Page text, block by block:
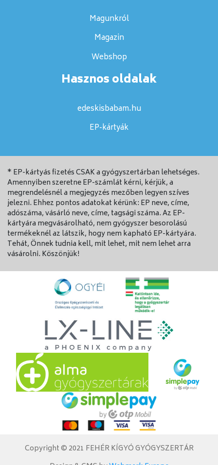
Magunkról
Magazin
Webshop
Hasznos oldalak
edeskisbabam.hu
EP-kártyák
* EP-kártyás fizetés CSAK a gyógyszertárban lehetséges.
Amennyiben szeretne EP-számlát kérni, kérjük, a
megrendelésnél a megjegyzés mezőben legyen szíves
jelezni. Ehhez pontos adatokat kérünk: EP neve, címe,
adószáma, vásárló neve, címe, tagsági száma. Az EP-
kártyára megvásárolható, nem gyógyszer besorolású
termékeknél az látszik, hogy nem kapható EP-kártyára.
Tehát, Önnek tudnia kell, mit lehet, mit nem lehet arra
vásárolni. Köszönjük!
Copyright © 2021 FEHÉR KÍGYÓ GYÓGYSZERTÁR